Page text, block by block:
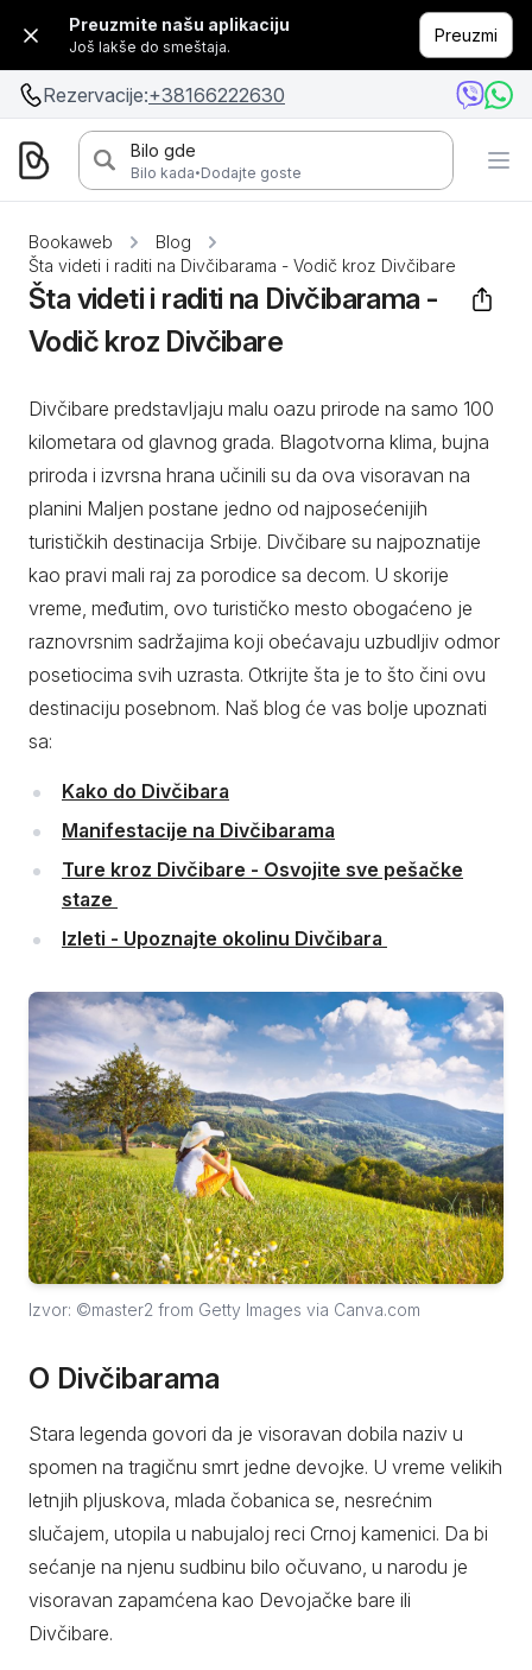
Preuzmite našu aplikaciju
Još lakše do smeštaja.
Preuzmi
Rezervacije:+38166222630
Bilo gde
Bilo kada·Dodajte goste
Bookaweb
Blog
Šta videti i raditi na Divčibarama - Vodič kroz Divčibare
Šta videti i raditi na Divčibarama -
Vodič kroz Divčibare
Divčibare predstavljaju malu oazu prirode na samo 100
kilometara od glavnog grada. Blagotvorna klima, bujna
priroda i izvrsna hrana učinili su da ova visoravan na
planini Maljen postane jedno od najposećenijih
turističkih destinacija Srbije. Divčibare su najpoznatije
kao pravi mali raj za porodice sa decom. U skorije
vreme, međutim, ovo turističko mesto obogaćeno je
raznovrsnim sadržajima koji obećavaju uzbudljiv odmor
posetiocima svih uzrasta. Otkrijte šta je to što čini ovu
destinaciju posebnom. Naš blog će vas bolje upoznati
sa:
Kako do Divčibara
Manifestacije na Divčibarama
Ture kroz Divčibare - Osvojite sve pešačke
staze
Izleti - Upoznajte okolinu Divčibara
Izvor: ©master2 from Getty Images via Canva.com
O Divčibarama
Stara legenda govori da je visoravan dobila naziv u
spomen na tragičnu smrt jedne devojke. U vreme velikih
letnjih pljuskova, mlada čobanica se, nesrećnim
slučajem, utopila u nabujaloj reci Crnoj kamenici. Da bi
sećanje na njenu sudbinu bilo očuvano, u narodu je
visoravan zapamćena kao Devojačke bare ili
Divčibare.